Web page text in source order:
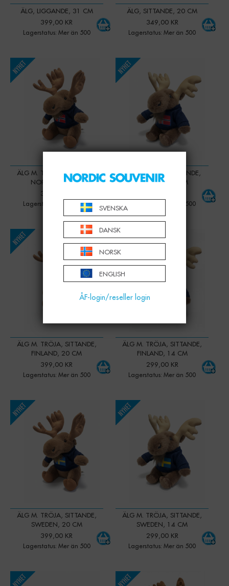
ÄLG, LIGGANDE, 31 CM
399,00 KR
Lagerstatus: Mer än 500
ÄLG, SITTANDE, 20 CM
349,00 KR
Lagerstatus: Mer än 500
ÄLG M. TRÖJA, SITTANDE,
NORWAY, 20 CM
399,00 KR
Lagerstatus: Mer än 500
Qty: +
ÄLG M. TRÖJA SITTANDE,
NORWAY, 14 CM
Lagerstatus: Mer än 500
Qty:
ÄLG M. TRÖJA, SITTANDE,
FINLAND, 20 CM
399,00 KR
Lagerstatus: Mer än 500
Qty: +
ÄLG M. TRÖJA, SITTANDE,
FINLAND, 14 CM
299,00 KR
Lagerstatus: Mer än 500
Qty: +
-
ÄLG M. TRÖJA, SITTANDE,
SWEDEN, 20 CM
399,00 KR
Lagerstatus: Mer än 500
Qty: +
ÄLG M. TRÖJA, SITTANDE,
SWEDEN, 14 CM
299,00 KR
Lagerstatus: Mer än 500
Qty:
Qty: Qty:
SVENSKA
DANSK
NORSK
ENGLISH
ÅF-login/reseller login